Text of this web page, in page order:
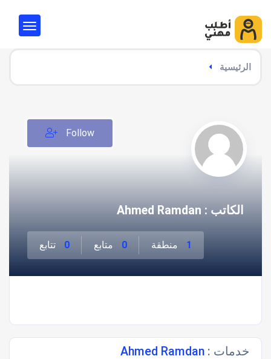
الرئيسية
الكاتب : Ahmed Ramdan
1 منطقة 0 متابع 0 تتابع
Follow
خدمات : Ahmed Ramdan